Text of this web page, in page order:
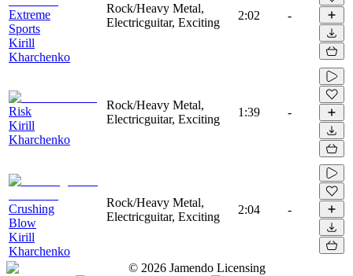
Extreme
Sports
Kirill
Kharchenko
Rock/Heavy Metal,
Electricguitar, Exciting
2:02 -
Risk
Kirill
Kharchenko
Rock/Heavy Metal,
Electricguitar, Exciting
1:39 -
Crushing
Blow
Kirill
Kharchenko
Rock/Heavy Metal,
Electricguitar, Exciting
2:04 -
© 2026 Jamendo Licensing